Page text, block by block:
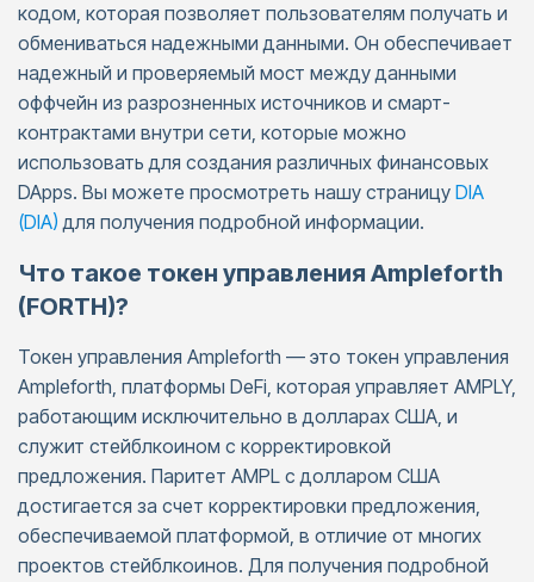
кодом, которая позволяет пользователям получать и
обмениваться надежными данными. Он обеспечивает
надежный и проверяемый мост между данными
оффчейн из разрозненных источников и смарт-
контрактами внутри сети, которые можно
использовать для создания различных финансовых
DApps. Вы можете просмотреть нашу страницу DIA
(DIA) для получения подробной информации.
Что такое токен управления Ampleforth
(FORTH)?
Токен управления Ampleforth — это токен управления
Ampleforth, платформы DeFi, которая управляет AMPLY,
работающим исключительно в долларах США, и
служит стейблкоином с корректировкой
предложения. Паритет AMPL с долларом США
достигается за счет корректировки предложения,
обеспечиваемой платформой, в отличие от многих
проектов стейблкоинов. Для получения подробной